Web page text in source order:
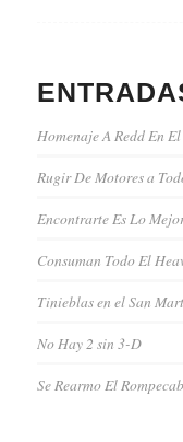
Homenaje A Redd En
Rugir De Motores a
Encontrarte Es Lo
Consuman Todo El
Tinieblas en el San
No Hay 2 sin 3-D
Se Rearmo El